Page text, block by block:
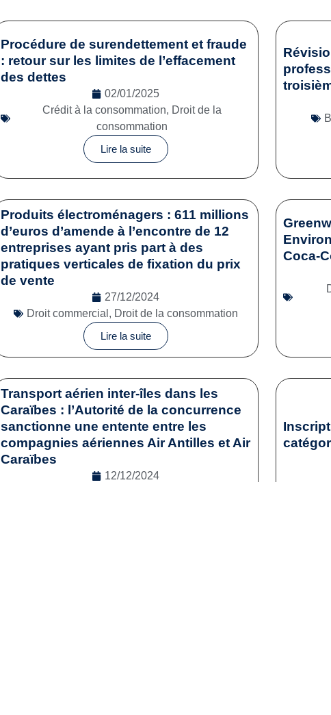
Procédure de surendettement et fraude
: retour sur les limites de l’effacement
des dettes
02/01/2025
Crédit à la consommation, Droit de la
consommation
Lire la suite
Produits électroménagers : 611 millions
d’euros d’amende à l’encontre de 12
entreprises ayant pris part à des
pratiques verticales de fixation du prix
de vente
27/12/2024
Droit commercial , Droit de la consommation
Lire la suite
Coca-
Transport aérien inter-îles dans les
Caraïbes : l’Autorité de la concurrence
sanctionne une entente entre les
compagnies aériennes Air Antilles et Air
Caraïbes
12/12/2024